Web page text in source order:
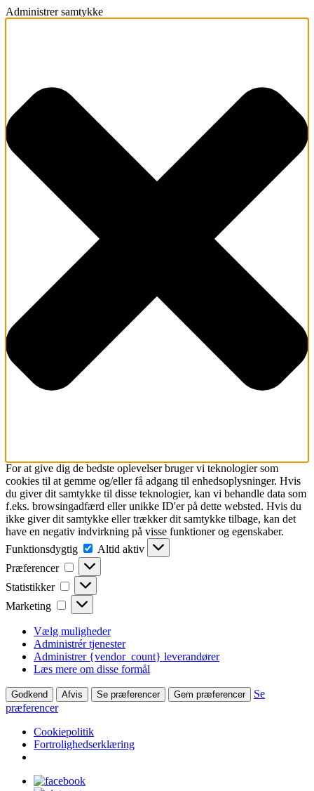
Administrer samtykke
For at give dig de bedste oplevelser bruger vi teknologier som
cookies til at gemme og/eller få adgang til enhedsoplysninger. Hvis
du giver dit samtykke til disse teknologier, kan vi behandle data som
f.eks. browsingadfærd eller unikke ID'er på dette websted. Hvis du
ikke giver dit samtykke eller trækker dit samtykke tilbage, kan det
have en negativ indvirkning på visse funktioner og egenskaber.
Funktionsdygtig
Funktionsdygtig
Altid aktiv
Præferencer
Præferencer
Statistikker Statistikker
Marketing Marketing
Vælg muligheder
Administrér tjenester
Administrer {vendor_count} leverandører
Læs mere om disse formål
Godkend Afvis Se præferencer Gem præferencer
Se
præferencer
Cookiepolitik
Fortrolighedserklæring